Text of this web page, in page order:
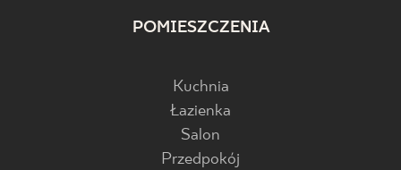
POMIESZCZENIA
Kuchnia
Łazienka
Salon
Przedpokój